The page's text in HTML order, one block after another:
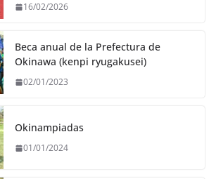
16/02/2026
Beca anual de la Prefectura de
Okinawa (kenpi ryugakusei)
02/01/2023
Okinampiadas
01/01/2024